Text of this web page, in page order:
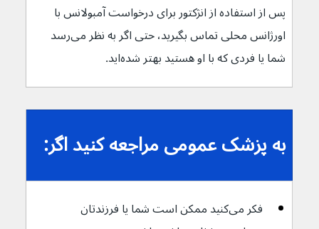
پس از استفاده از انژکتور برای درخواست آمبولانس با
اورژانس محلی تماس بگیرید، حتی اگر به نظر می‌رسد
شما یا فردی که با او هستید بهتر شده‌اید.
به پزشک عمومی مراجعه کنید اگر:
فکر می‌کنید ممکن است شما یا فرزندتان